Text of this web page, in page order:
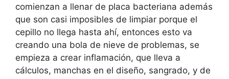
comienzan a llenar de placa bacteriana además
que son casi imposibles de limpiar porque el
cepillo no llega hasta ahí, entonces esto va
creando una bola de nieve de problemas, se
empieza a crear inflamación, que lleva a
cálculos, manchas en el diseño, sangrado, y de